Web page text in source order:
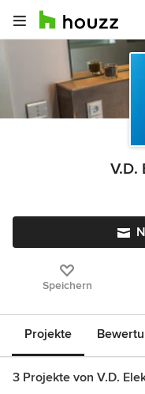
V.D.
Speichern
Projekte
3 Projekte von V.D.